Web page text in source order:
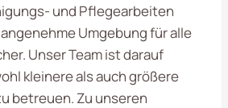
und Pflegearbeiten
Umgebung für alle
Unser Team ist darauf
kleinere als auch größere
betreuen. Zu unseren